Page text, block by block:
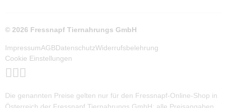
© 2026 Fressnapf Tiernahrungs GmbH
ImpressumAGBDatenschutzWiderrufsbelehrung
Cookie Einstellungen
Die genannten Preise gelten nur für den Fressnapf-Online-Shop in